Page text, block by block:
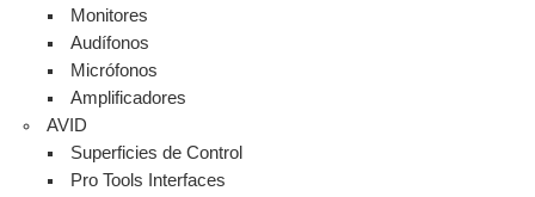
Monitores
Audífonos
Micrófonos
Amplificadores
AVID
Superficies de Control
Pro Tools Interfaces